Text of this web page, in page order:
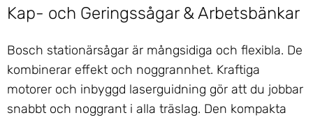
Kap- och Geringssågar & Arbetsbänkar
Bosch stationärsågar är mångsidiga och flexibla. De
kombinerar effekt och noggrannhet. Kraftiga
motorer och inbyggd laserguidning gör att du jobbar
snabbt och noggrant i alla träslag. Den kompakta